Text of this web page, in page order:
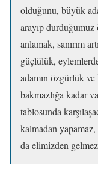
olduğunu, büyük
arayıp durduğumuz
anlamak, sanırım
güçlülük,
adamın özgürlük ve
bakmazlığa kadar
tablosunda
kalmadan
da elimizden